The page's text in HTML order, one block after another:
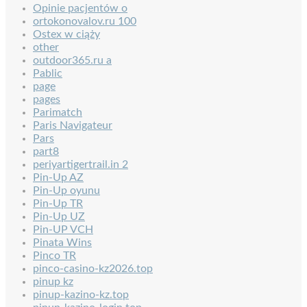
Opinie pacjentów o
ortokonovalov.ru 100
Ostex w ciąży
other
outdoor365.ru a
Pablic
page
pages
Parimatch
Paris Navigateur
Pars
part8
periyartigertrail.in 2
Pin-Up AZ
Pin-Up oyunu
Pin-Up TR
Pin-Up UZ
Pin-UP VCH
Pinata Wins
Pinco TR
pinco-casino-kz2026.top
pinup kz
pinup-kazino-kz.top